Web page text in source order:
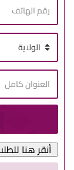
أنقر هنا